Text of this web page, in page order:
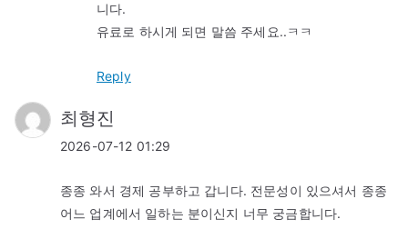
니다.
유료로 하시게 되면 말씀 주세요..ㅋㅋ
Reply
최형진
2026-07-12 01:29
종종 와서 경제 공부하고 갑니다. 전문성이 있으셔서 종종
어느 업계에서 일하는 분이신지 너무 궁금합니다.